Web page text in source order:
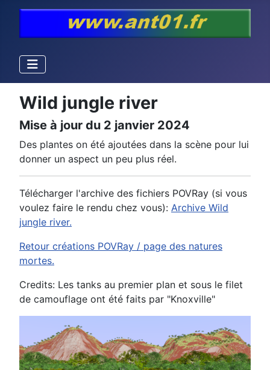
Wild jungle river
Mise à jour du 2 janvier 2024
Des plantes on été ajoutées dans la scène pour lui
donner un aspect un peu plus réel.
Télécharger l'archive des fichiers POVRay (si vous
voulez faire le rendu chez vous): Archive Wild
jungle river.
Retour créations POVRay / page des natures
mortes.
Credits: Les tanks au premier plan et sous le filet
de camouflage ont été faits par "Knoxville"